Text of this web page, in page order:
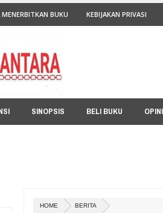
MENERBITKAN BUKU KEBIJAKAN PRIVASI
SINOPSIS BELI BUKU OPINI
HOME BERITA